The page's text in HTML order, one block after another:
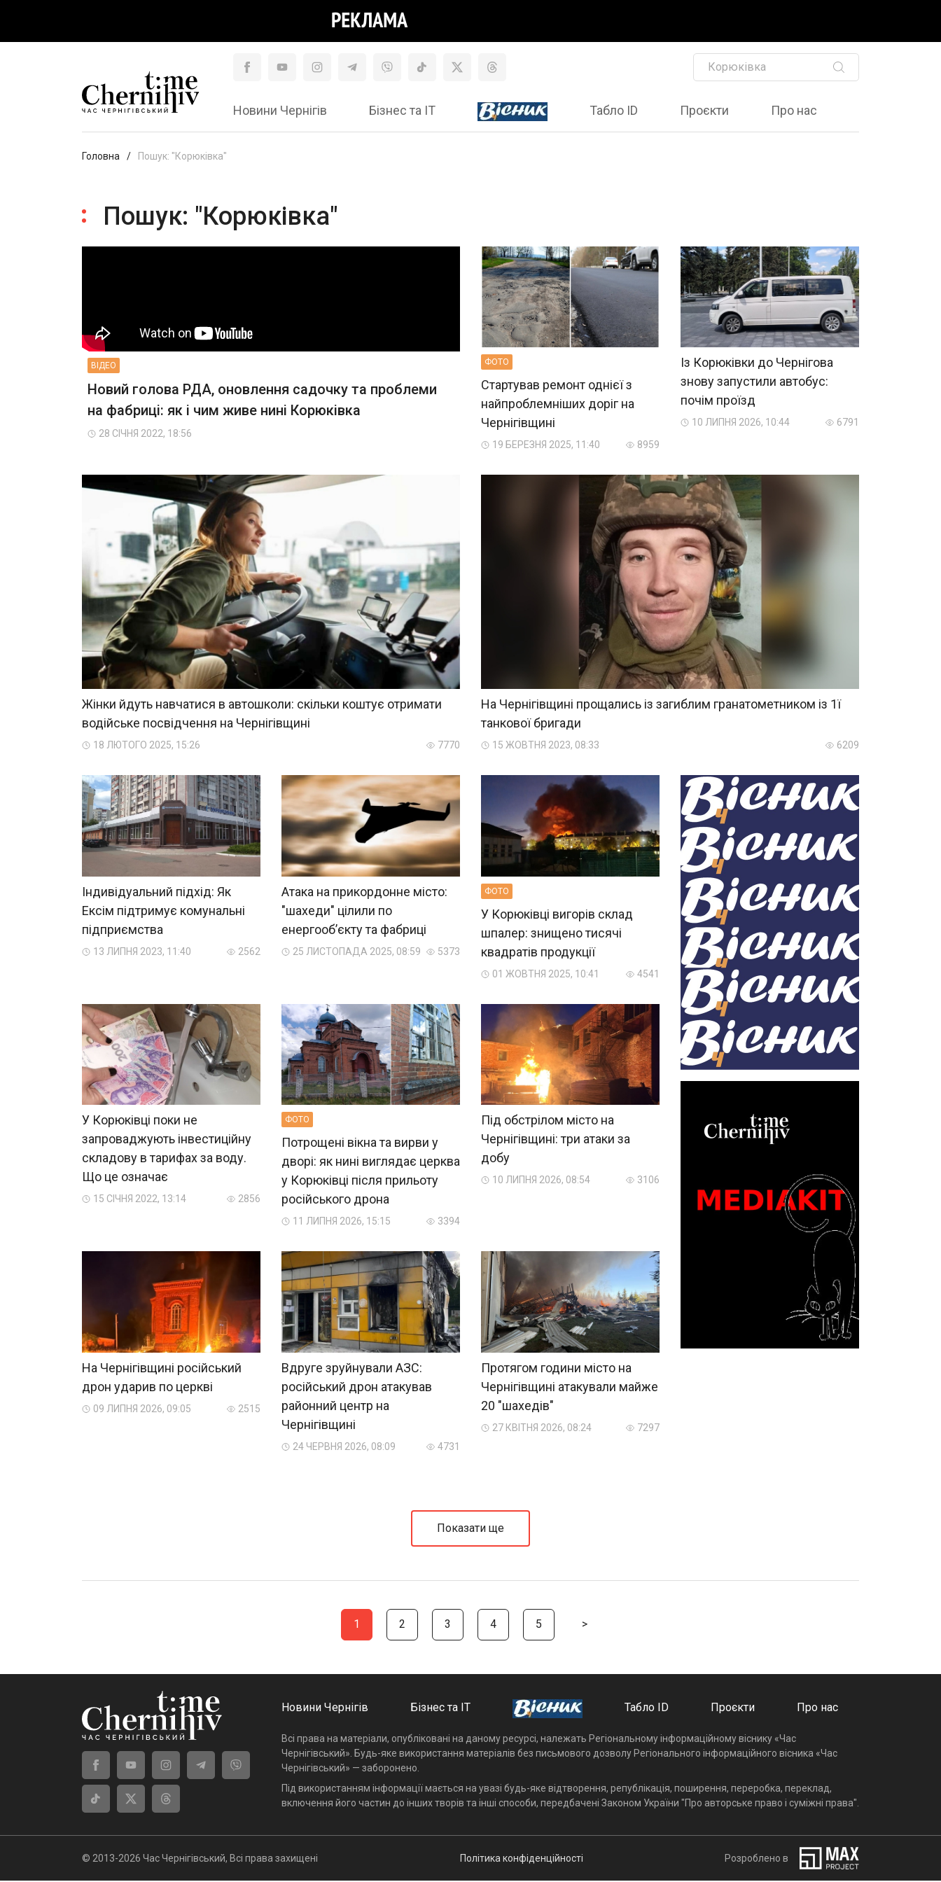
Новини Чернігів Бізнес та ІТ Табло ID Проєкти Про нас
Головна Пошук: "Корюківка"
Пошук: "Корюківка"
ВIДЕО
Новий голова РДА, оновлення садочку та проблеми
на фабриці: як і чим живе нині Корюківка
28 СІЧНЯ 2022, 18:56
ФОТО
Стартував ремонт однієї з
найпроблемніших доріг на
Чернігівщині
19 БЕРЕЗНЯ 2025, 11:40 8959
Із Корюківки до Чернігова
знову запустили автобус:
почім проїзд
10 ЛИПНЯ 2026, 10:44 6791
Жінки йдуть навчатися в автошколи: скільки коштує отримати
водійське посвідчення на Чернігівщині
18 ЛЮТОГО 2025, 15:26 7770
На Чернігівщині прощались із загиблим гранатометником із 1ї
танкової бригади
15 ЖОВТНЯ 2023, 08:33 6209
Індивідуальний підхід: Як
Ексім підтримує комунальні
підприємства
13 ЛИПНЯ 2023, 11:40 2562
Атака на прикордонне місто:
"шахеди" цілили по
енергообʼєкту та фабриці
25 ЛИСТОПАДА 2025, 08:59 5373
ФОТО
У Корюківці вигорів склад
шпалер: знищено тисячі
квадратів продукції
01 ЖОВТНЯ 2025, 10:41 4541
У Корюківці поки не
запроваджують інвестиційну
складову в тарифах за воду.
Що це означає
15 СІЧНЯ 2022, 13:14 2856
ФОТО
Потрощені вікна та вирви у
дворі: як нині виглядає церква
у Корюківці після прильоту
російського дрона
11 ЛИПНЯ 2026, 15:15 3394
Під обстрілом місто на
Чернігівщині: три атаки за
добу
10 ЛИПНЯ 2026, 08:54 3106
На Чернігівщині російський
дрон ударив по церкві
09 ЛИПНЯ 2026, 09:05 2515
Вдруге зруйнували АЗС:
російський дрон атакував
районний центр на
Чернігівщині
24 ЧЕРВНЯ 2026, 08:09 4731
Протягом години місто на
Чернігівщині атакували майже
20 "шахедів"
27 КВІТНЯ 2026, 08:24 7297
Показати ще
1 2 3 4 5 >
Новини Чернігів Бізнес та ІТ Табло ID Проєкти Про нас
Всі права на матеріали, опубліковані на даному ресурсі, належать Регіональному інформаційному віснику «Час
Чернігівський». Будь-яке використання матеріалів без письмового дозволу Регіонального інформаційного вісника «Час
Чернігівський» — заборонено.
Під використанням інформації мається на увазі будь-яке відтворення, републікація, поширення, переробка, переклад,
включення його частин до інших творів та інші способи, передбачені Законом України "Про авторське право і суміжні права".
© 2013-2026 Час Чернігівський, Всі права захищені Політика конфіденційності Розроблено в